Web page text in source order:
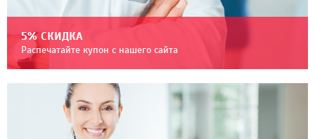
5% СКИДКА
Распечатайте купон с нашего сайта